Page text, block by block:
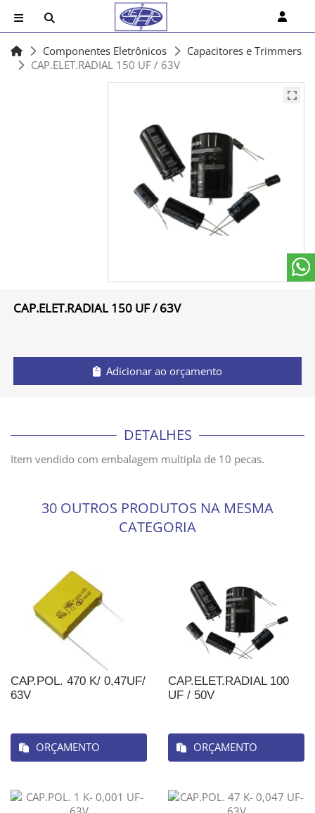
Componentes Eletrônicos
Capacitores e Trimmers
CAP.ELET.RADIAL 150 UF / 63V
CAP.ELET.RADIAL 150 UF / 63V
Adicionar ao orçamento
DETALHES
Item vendido com embalagem multipla de 10 pecas.
30 OUTROS PRODUTOS NA MESMA
CATEGORIA
CAP.POL. 470 K/ 0,47UF/
63V
ORÇAMENTO
CAP.ELET.RADIAL 100
UF / 50V
ORÇAMENTO